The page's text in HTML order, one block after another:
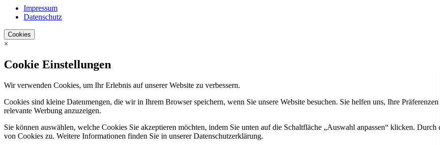
Impressum
Datenschutz
Cookies
×
Cookie Einstellungen
Wir verwenden Cookies, um Ihr Erlebnis auf unserer Website zu verbessern.
Cookies sind kleine Datenmengen, die wir in Ihrem Browser speichern, wenn Sie unsere Website besuchen. Sie helfen uns, Ihre
relevante Werbung anzuzeigen.
Sie können auswählen, welche Cookies Sie akzeptieren möchten, indem Sie unten auf die Schaltfläche „Auswahl anpassen“ klicken.
von Cookies zu. Weitere Informationen finden Sie in unserer Datenschutzerklärung.